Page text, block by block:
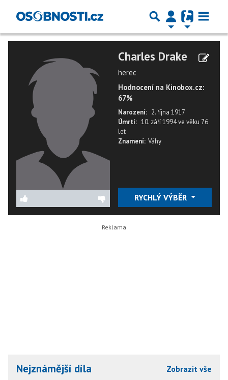
Charles Drake
herec
Hodnocení na Kinobox.cz:
67%
Narození: 2. října 1917
Úmrtí: 10. září 1994ve věku 76
let
Znamení: Váhy
RYCHLÝ VÝBĚR
Nejznámější díla Zobrazit vše